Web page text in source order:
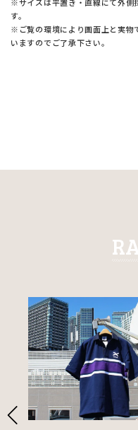
※サイズは平置き・直線にて外側
す。
※ご覧の環境により画面上と実物
いますのでご了承下さい。